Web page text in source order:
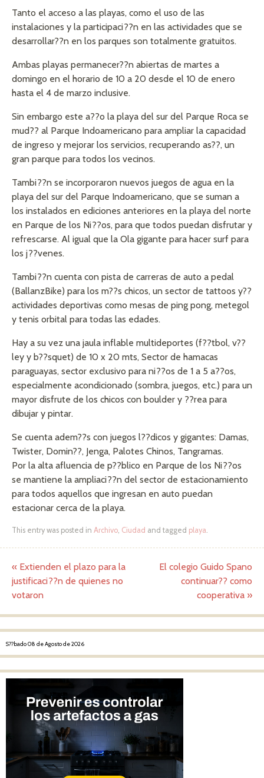
Tanto el acceso a las playas, como el uso de las
instalaciones y la participaci??n en las actividades que se
desarrollar??n en los parques son totalmente gratuitos.
Ambas playas permanecer??n abiertas de martes a
domingo en el horario de 10 a 20 desde el 10 de enero
hasta el 4 de marzo inclusive.
Sin embargo este a??o la playa del sur del Parque Roca se
mud?? al Parque Indoamericano para ampliar la capacidad
de ingreso y mejorar los servicios, recuperando as??, un
gran parque para todos los vecinos.
Tambi??n se incorporaron nuevos juegos de agua en la
playa del sur del Parque Indoamericano, que se suman a
los instalados en ediciones anteriores en la playa del norte
en Parque de los Ni??os, para que todos puedan disfrutar y
refrescarse. Al igual que la Ola gigante para hacer surf para
los j??venes.
Tambi??n cuenta con pista de carreras de auto a pedal
(BallanzBike) para los m??s chicos, un sector de tattoos y??
actividades deportivas como mesas de ping pong, metegol
y tenis orbital para todas las edades.
Hay a su vez una jaula inflable multideportes (f??tbol, v??
ley y b??squet) de 10 x 20 mts, Sector de hamacas
paraguayas, sector exclusivo para ni??os de 1 a 5 a??os,
especialmente acondicionado (sombra, juegos, etc.) para un
mayor disfrute de los chicos con boulder y ??rea para
dibujar y pintar.
Se cuenta adem??s con juegos l??dicos y gigantes: Damas,
Twister, Domin??, Jenga, Palotes Chinos, Tangramas.
Por la alta afluencia de p??blico en Parque de los Ni??os
se mantiene la ampliaci??n del sector de estacionamiento
para todos aquellos que ingresan en auto puedan
estacionar cerca de la playa.
This entry was posted in Archivo, Ciudad and tagged playa.
Post navigation
« Extienden el plazo para la
justificaci??n de quienes no
votaron
El colegio Guido Spano
continuar?? como
cooperativa »
S??bado 08 de Agosto de 2026